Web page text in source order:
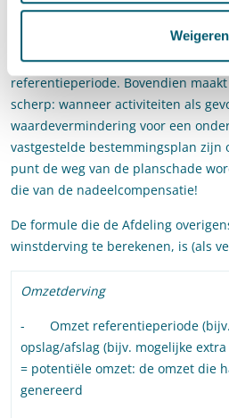
Weigeren
in de schadeperiode gerealiseerde
gerelateerde brutowinsten te
omzetten en daaraan
referentieperiode. Bovendien
scherp: wanneer activiteiten als
waardevermindering voor een
vastgestelde bestemmingsplan zijn
punt de weg van de planschade
die van de nadeelcompensatie!
De formule die de Afdeling
winstderving te berekenen, is (als
Omzetderving
- Omzet referentieperiode (bijv.
opslag/afslag (bijv. mogelijke
= potentiële omzet: de omzet die
genereerd